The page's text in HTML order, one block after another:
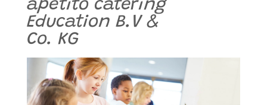
apetito catering
Education B.V &
Co. KG